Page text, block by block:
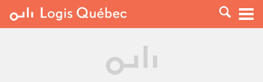
À LOUER
PLACER UNE ANNONCE